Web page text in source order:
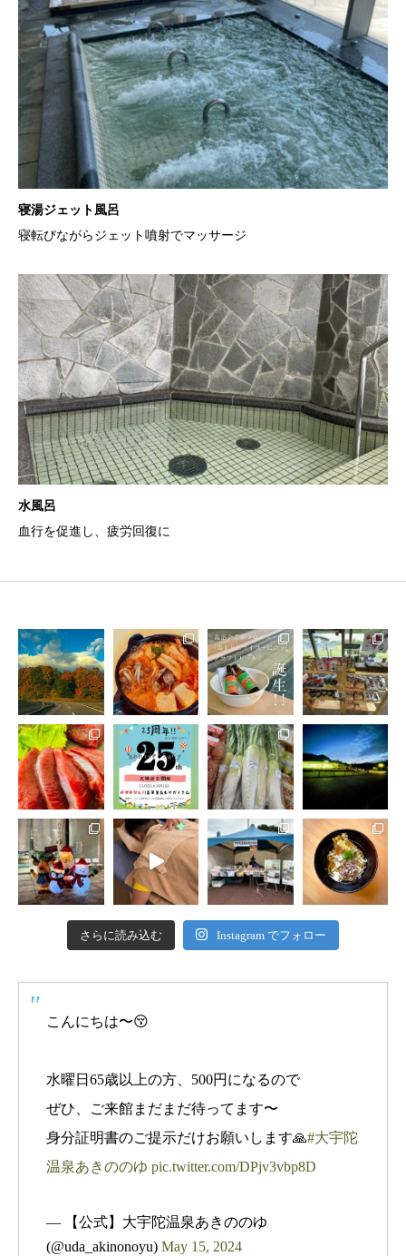
寝湯ジェット風呂
寝転びながらジェット噴射でマッサージ
水風呂
血行を促進し、疲労回復に
さらに読み込む Instagram でフォロー
こんにちは〜😚
水曜日65歳以上の方、500円になるので
ぜひ、ご来館まだまだ待ってます〜
身分証明書のご提示だけお願いします🙏#大宇陀
温泉あきののゆ pic.twitter.com/DPjv3vbp8D
— 【公式】大宇陀温泉あきののゆ
(@uda_akinonoyu) May 15, 2024